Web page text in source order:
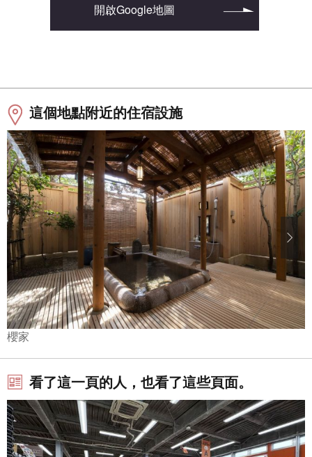
開啟Google地圖
這個地點附近的住宿設施
櫻家
看了這一頁的人，也看了這些頁面。